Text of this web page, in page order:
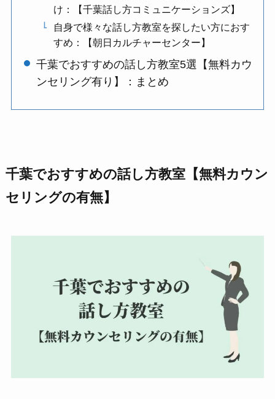
け：【千葉話し方コミュニケーションズ】
自身で様々な話し方教室を探したい方におす
すめ：【朝日カルチャーセンター】
千葉でおすすめの話し方教室5選【無料カウ
ンセリング有り】：まとめ
千葉でおすすめの話し方教室【無料カウン
セリングの有無】